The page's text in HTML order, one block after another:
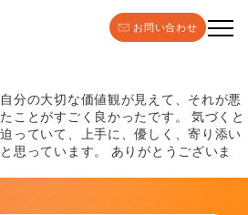
お問い合わせ
分の大切な価値観が見えて、それが悪
ことがすごく良かったです。 気づくと
っていて、上手に、優しく、寄り添い
思っています。 ありがとうございま